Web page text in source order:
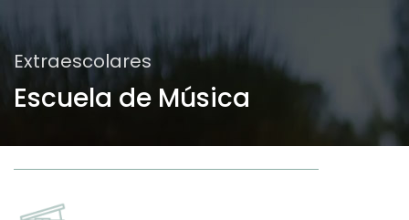
Extraescolares
Escuela de Música